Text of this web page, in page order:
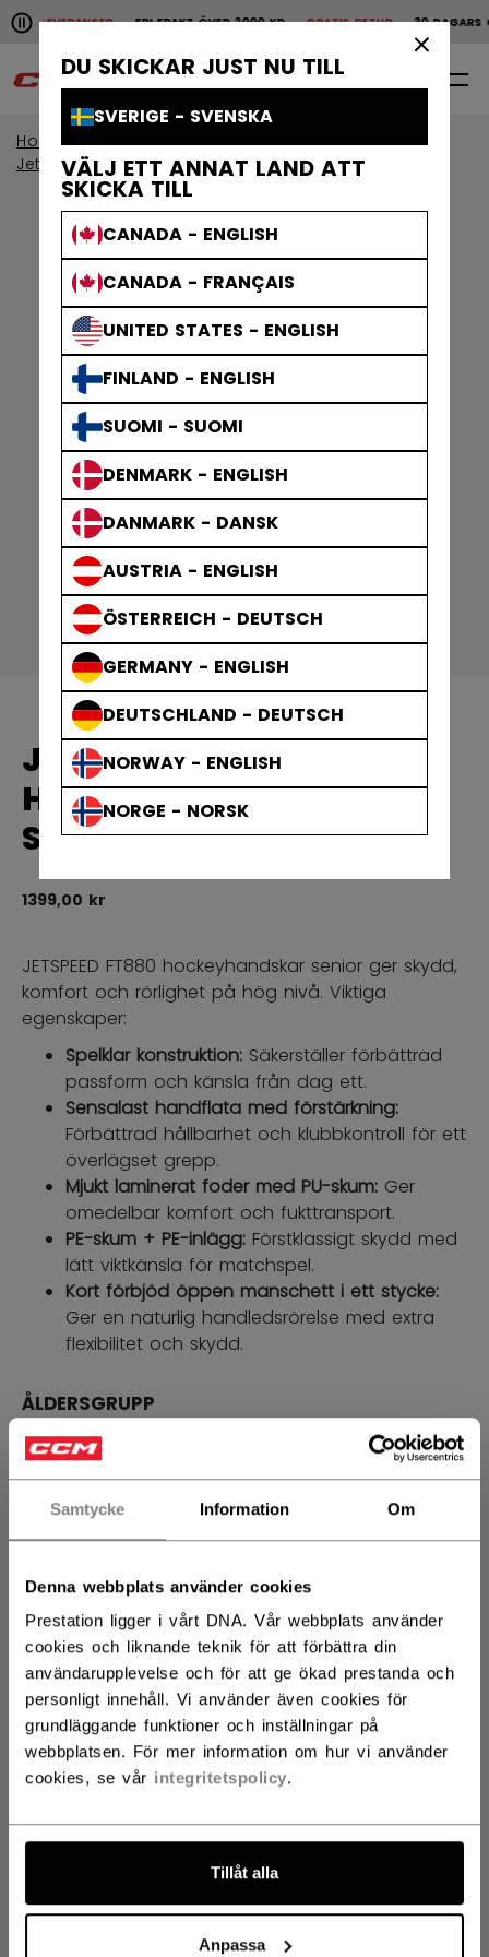
Samtycke Information Om
Denna webbplats använder cookies
Prestation ligger i vårt DNA. Vår webbplats använder
cookies och liknande teknik för att förbättra din
användarupplevelse och för att ge ökad prestanda och
personligt innehåll. Vi använder även cookies för
grundläggande funktioner och inställningar på
webbplatsen. För mer information om hur vi använder
cookies, se vår integritetspolicy.
Tillåt alla
Anpassa
DU SKICKAR JUST NU TILL
SVERIGE - SVENSKA
VÄLJ ETT ANNAT LAND ATT
SKICKA TILL
CANADA - ENGLISH
CANADA - FRANÇAIS
UNITED STATES - ENGLISH
FINLAND - ENGLISH
SUOMI - SUOMI
DENMARK - ENGLISH
DANMARK - DANSK
AUSTRIA - ENGLISH
ÖSTERREICH - DEUTSCH
GERMANY - ENGLISH
DEUTSCHLAND - DEUTSCH
NORWAY - ENGLISH
NORGE - NORSK
Pause the horizontal scroll animation.
LEVERANSERFRI FRAKT ÖVER 2000 KRGRATIS RETUR30 DAGARS
Snabba leveranser Fri frakt över 2000 kr
0
Home Kroppsskydd
Visa efter kollektion
Jetspeed-skydd
JETSPEED FT880
HOCKEYHANDSKAR
SENIOR
1399,00 kr
JETSPEED FT880 hockeyhandskar senior ger skydd,
komfort och rörlighet på hög nivå. Viktiga
egenskaper:
Spelklar konstruktion: Säkerställer förbättrad
passform och känsla från dag ett.
Sensalast handflata med förstärkning:
Förbättrad hållbarhet och klubbkontroll för ett
överlägset grepp.
Mjukt laminerat foder med PU-skum: Ger
omedelbar komfort och fukttransport.
PE-skum + PE-inlägg: Förstklassigt skydd med
lätt viktkänsla för matchspel.
Kort förbjöd öppen manschett i ett stycke:
Ger en naturlig handledsrörelse med extra
flexibilitet och skydd.
ÅLDERSGRUPP
SENIOR 1399,00 kr
FÄRG
selected
STORLEK STORLEKSGUIDE
not.available